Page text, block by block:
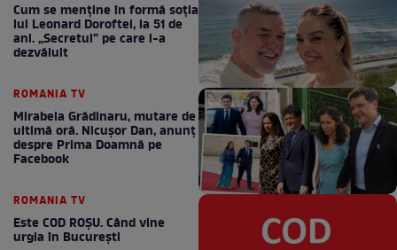
Cum se menţine în formă soţia
lui Leonard Doroftei, la 51 de
ani. „Secretul” pe care l-a
dezvăluit
ROMANIA TV
Mirabela Grădinaru, mutare de
ultimă oră. Nicuşor Dan, anunţ
despre Prima Doamnă pe
Facebook
ROMANIA TV
Este COD ROŞU. Când vine
urgia în Bucureşti